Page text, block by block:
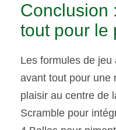
Conclusion
tout pour le
Les formules de
avant tout pour une
plaisir au centre de
Scramble pour